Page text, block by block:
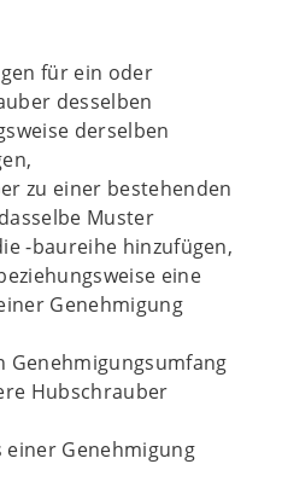
für ein oder
desselben
derselben
zu einer bestehenden
Muster
-baureihe hinzufügen,
eine
Genehmigung
Genehmigungsumfang
Hubschrauber
Genehmigung